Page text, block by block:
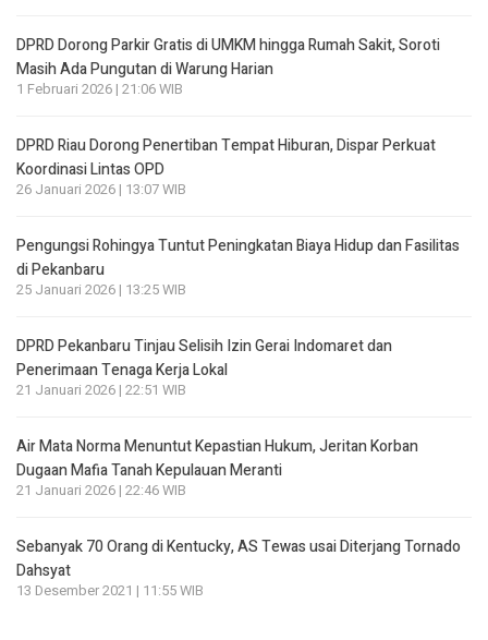
DPRD Dorong Parkir Gratis di UMKM hingga Rumah Sakit, Soroti
Masih Ada Pungutan di Warung Harian
1 Februari 2026 | 21:06 WIB
DPRD Riau Dorong Penertiban Tempat Hiburan, Dispar Perkuat
Koordinasi Lintas OPD
26 Januari 2026 | 13:07 WIB
Pengungsi Rohingya Tuntut Peningkatan Biaya Hidup dan Fasilitas
di Pekanbaru
25 Januari 2026 | 13:25 WIB
DPRD Pekanbaru Tinjau Selisih Izin Gerai Indomaret dan
Penerimaan Tenaga Kerja Lokal
21 Januari 2026 | 22:51 WIB
Air Mata Norma Menuntut Kepastian Hukum, Jeritan Korban
Dugaan Mafia Tanah Kepulauan Meranti
21 Januari 2026 | 22:46 WIB
Sebanyak 70 Orang di Kentucky, AS Tewas usai Diterjang Tornado
Dahsyat
13 Desember 2021 | 11:55 WIB